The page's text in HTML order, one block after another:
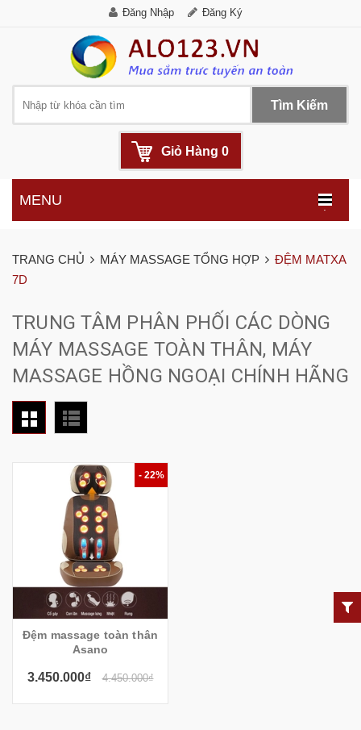
Đăng Nhập Đăng Ký
Tìm Kiếm
Giỏ Hàng 0
.
MENU
TRANG CHỦ MÁY MASSAGE TỔNG HỢP
ĐỆM MATXA
7D
TRUNG TÂM PHÂN PHỐI CÁC DÒNG
MÁY MASSAGE TOÀN THÂN, MÁY
MASSAGE HỒNG NGOẠI CHÍNH HÃNG
- 22%
Đệm massage toàn thân
Asano
3.450.000₫ 4.450.000₫